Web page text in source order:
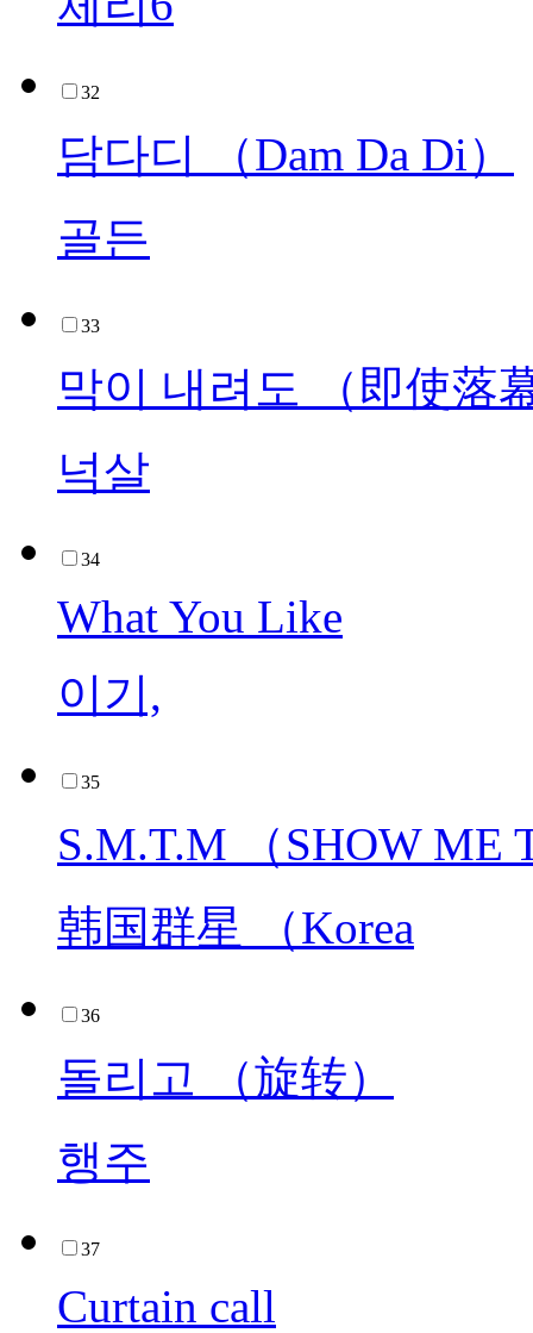
32
담다디 （Dam Da Di）
골든
33
막이 내려도 （即使落
넉살
34
What You Like
이기,
35
S.M.T.M （SHOW ME
韩国群星 （Korea
36
돌리고 （旋转）
행주
37
Curtain call